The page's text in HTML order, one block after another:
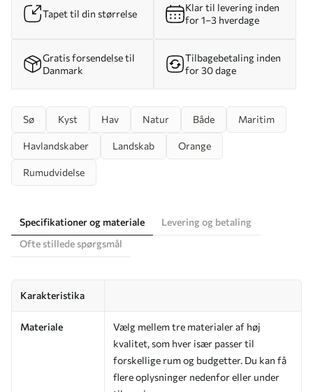
Tapet til din størrelse
Klar til levering inden
for 1–3 hverdage
Gratis forsendelse til
Danmark
Tilbagebetaling inden
for 30 dage
Sø Kyst Hav Natur Både Maritim
Havlandskaber Landskab Orange
Rumudvidelse
Specifikationer og materiale
Levering og betaling
Ofte stillede spørgsmål
Karakteristika
Materiale
Vælg mellem tre materialer af høj
kvalitet, som hver især passer til
forskellige rum og budgetter. Du kan få
flere oplysninger nedenfor eller under